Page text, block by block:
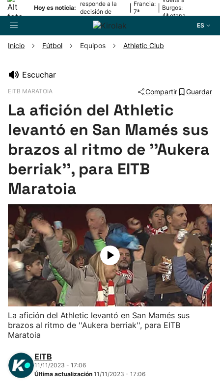
Hoy es noticia:
responde a la
decisión de
Oriamendi
Francia:
7ª
Burgos:
4ª etapa
ES
Pelota
Remo
Ciclismo
Herri-kirolak
Balonmano
Kirolak 360
Atletismo
Más deportes
Inicio Fútbol Equipos Athletic Club
Escuchar
EITB MARATOIA Compartir Guardar
La afición del Athletic
levantó en San Mamés sus
brazos al ritmo de ''Aukera
berriak'', para EITB
Maratoia
La afición del Athletic levantó en San Mamés sus
brazos al ritmo de ''Aukera berriak'', para EITB
Maratoia
EITB
11/11/2023 - 17:06
Última actualización 11/11/2023 - 17:06